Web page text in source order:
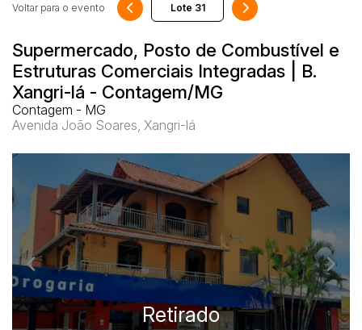
Lote/Terreno
Sala
Salas
Vaga de Garagem
Materiais
Bens diversos
Veículos
Caminhão
Carro
Carros
Moto
Motocicleta
Ônibus
Supermercado, Posto de Combustível e
Estruturas Comerciais Integradas | B.
Xangri-lá - Contagem/MG
Contagem - MG
Avenida João Soares, Xangri-lá
Voltar para o evento